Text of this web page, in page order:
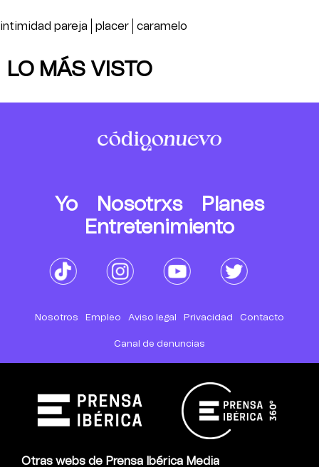
intimidad pareja placer caramelo
LO MÁS VISTO
Yo Nosotrxs
Planes
Entretenimiento
Nosotros Empleo Aviso legal Privacidad Contacto
Canal de denuncias
Otras webs de Prensa Ibérica Media